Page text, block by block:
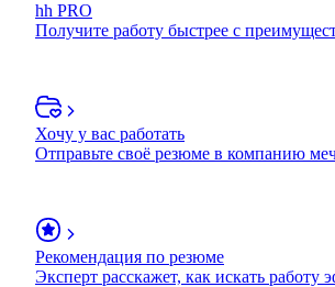
hh PRO
Получите работу быстрее с
Хочу у вас работать
Отправьте своё резюме в компанию
Рекомендация по резюме
Эксперт расскажет, как искать работу